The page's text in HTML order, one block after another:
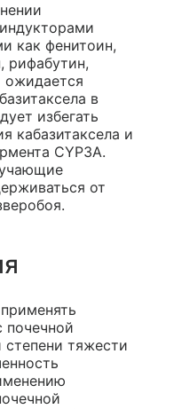
как фенитоин,
рифабутин,
ожидается
в
избегать
кабазитаксела и
CYP3A.
от
почечной
степени тяжести